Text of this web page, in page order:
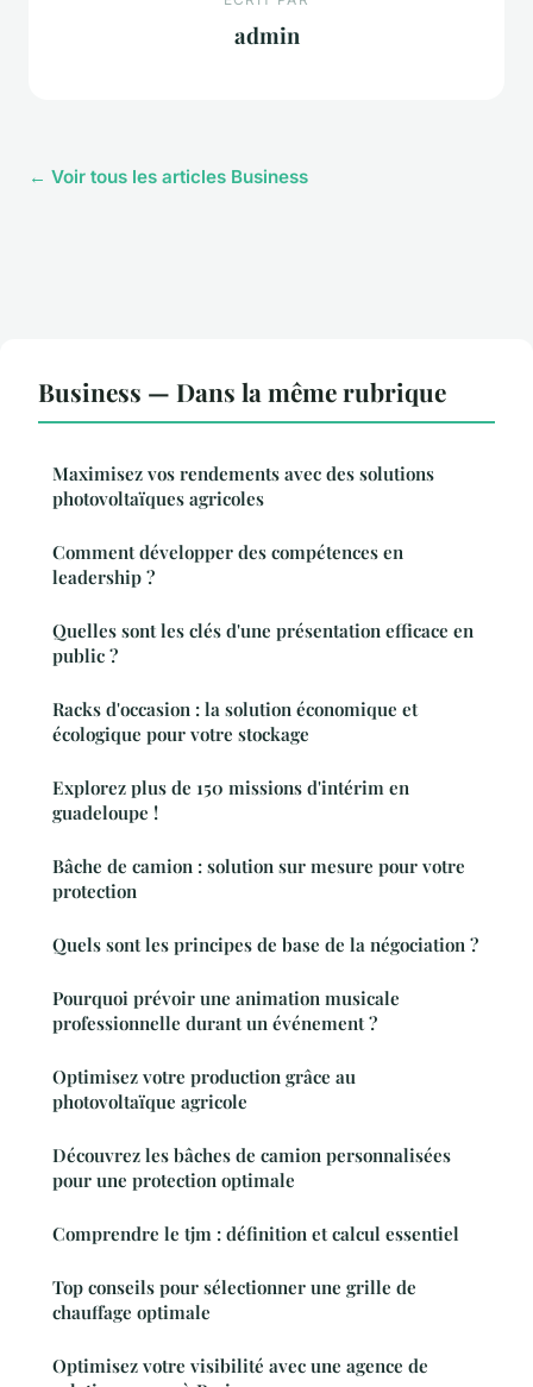
admin
← Voir tous les articles Business
Business — Dans la même rubrique
Maximisez vos rendements avec des solutions
photovoltaïques agricoles
Comment développer des compétences en
leadership ?
Quelles sont les clés d'une présentation efficace en
public ?
Racks d'occasion : la solution économique et
écologique pour votre stockage
Explorez plus de 150 missions d'intérim en
guadeloupe !
Bâche de camion : solution sur mesure pour votre
protection
Quels sont les principes de base de la négociation ?
Pourquoi prévoir une animation musicale
professionnelle durant un événement ?
Optimisez votre production grâce au
photovoltaïque agricole
Découvrez les bâches de camion personnalisées
pour une protection optimale
Comprendre le tjm : définition et calcul essentiel
Top conseils pour sélectionner une grille de
chauffage optimale
Optimisez votre visibilité avec une agence de